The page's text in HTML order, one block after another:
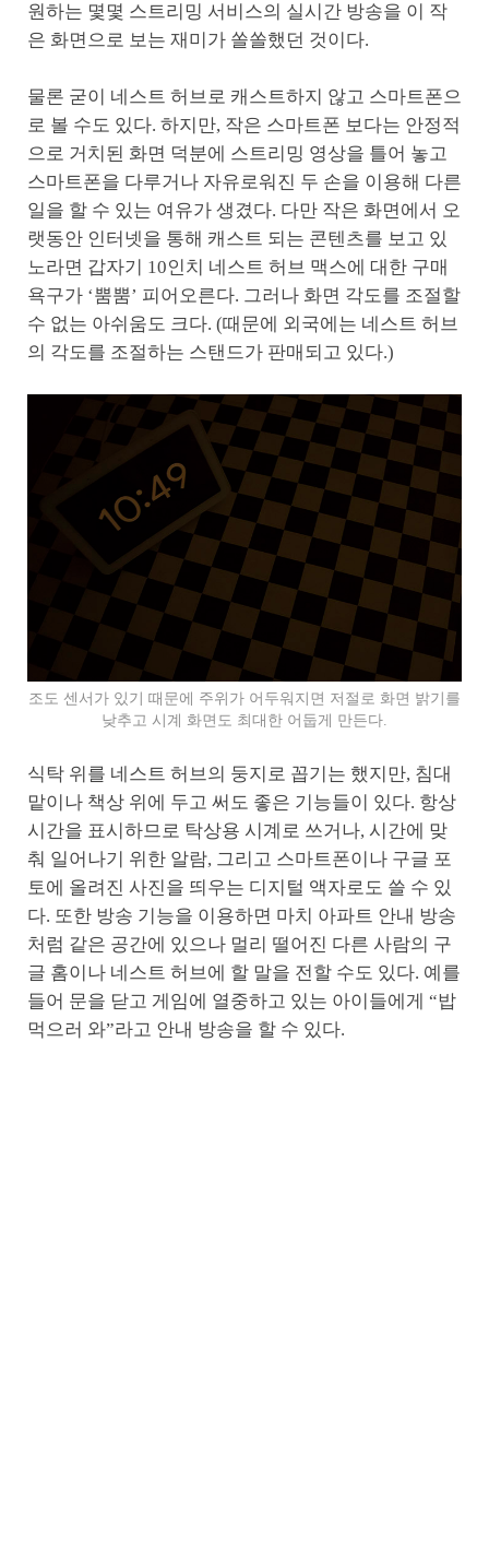
원하는 몇몇 스트리밍 서비스의 실시간 방송을 이 작
은 화면으로 보는 재미가 쏠쏠했던 것이다.
물론 굳이 네스트 허브로 캐스트하지 않고 스마트폰으
로 볼 수도 있다. 하지만, 작은 스마트폰 보다는 안정적
으로 거치된 화면 덕분에 스트리밍 영상을 틀어 놓고
스마트폰을 다루거나 자유로워진 두 손을 이용해 다른
일을 할 수 있는 여유가 생겼다. 다만 작은 화면에서 오
랫동안 인터넷을 통해 캐스트 되는 콘텐츠를 보고 있
노라면 갑자기 10인치 네스트 허브 맥스에 대한 구매
욕구가 ‘뿜뿜’ 피어오른다. 그러나 화면 각도를 조절할
수 없는 아쉬움도 크다. (때문에 외국에는 네스트 허브
의 각도를 조절하는 스탠드가 판매되고 있다.)
조도 센서가 있기 때문에 주위가 어두워지면 저절로 화면 밝기를
낮추고 시계 화면도 최대한 어둡게 만든다.
식탁 위를 네스트 허브의 둥지로 꼽기는 했지만, 침대
맡이나 책상 위에 두고 써도 좋은 기능들이 있다. 항상
시간을 표시하므로 탁상용 시계로 쓰거나, 시간에 맞
춰 일어나기 위한 알람, 그리고 스마트폰이나 구글 포
토에 올려진 사진을 띄우는 디지털 액자로도 쓸 수 있
다. 또한 방송 기능을 이용하면 마치 아파트 안내 방송
처럼 같은 공간에 있으나 멀리 떨어진 다른 사람의 구
글 홈이나 네스트 허브에 할 말을 전할 수도 있다. 예를
들어 문을 닫고 게임에 열중하고 있는 아이들에게 “밥
먹으러 와”라고 안내 방송을 할 수 있다.